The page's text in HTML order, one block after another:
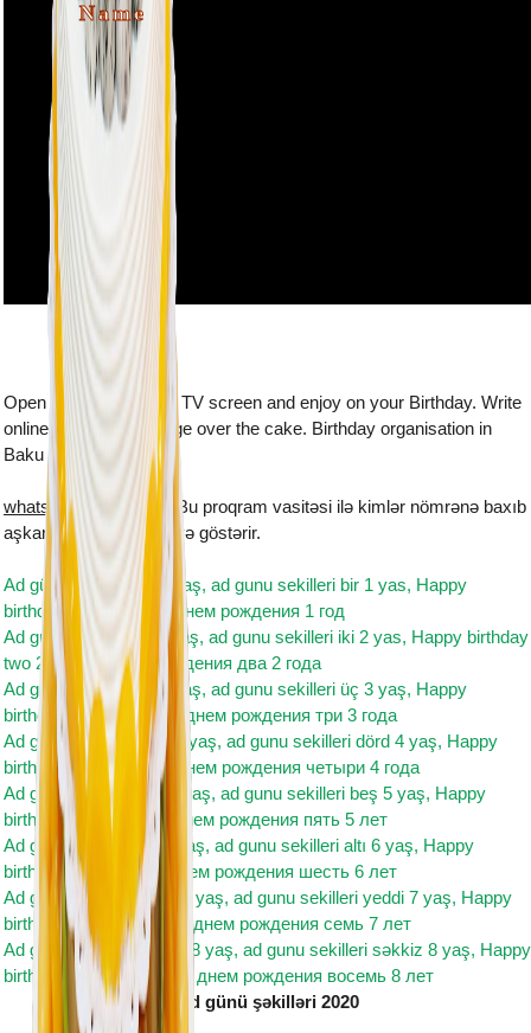
Name
Open this webpage on TV screen and enjoy on your Birthday. Write
online the name and age over the cake. Birthday organisation in
Baku
whatsapp plus yukle
- Bu proqram vasitəsi ilə kimlər nömrənə baxıb
aşkarlanir və istifadəçiyə göstərir.
Ad günü şəkilləri bir 1 yaş, ad gunu sekilleri bir 1 yas, Happy
birthday one 1 year, с днем рождения 1 год
Ad günü şəkilləri iki 2 yaş, ad gunu sekilleri iki 2 yas, Happy birthday
two 2 year, с днем рождения два 2 года
Ad günü şəkilləri üç 3 yaş, ad gunu sekilleri üç 3 yaş, Happy
birthday three 3 year, с днем рождения три 3 года
Ad günü şəkilləri dörd 4 yaş, ad gunu sekilleri dörd 4 yaş, Happy
birthday four 4 year, с днем рождения четыри 4 года
Ad günü şəkilləri beş 5 yaş, ad gunu sekilleri beş 5 yaş, Happy
birthday five 5 year, с днем рождения пять 5 лет
Ad günü şəkilləri altı 6 yaş, ad gunu sekilleri altı 6 yaş, Happy
birthday six 6 year, с днем рождения шесть 6 лет
Ad günü şəkilləri yeddi 7 yaş, ad gunu sekilleri yeddi 7 yaş, Happy
birthday seven 7 year, с днем рождения семь 7 лет
Ad günü şəkilləri səkkiz 8 yaş, ad gunu sekilleri səkkiz 8 yaş, Happy
birthday eight 8th year, с днем рождения восемь 8 лет
Ad günü şəkilləri 2020